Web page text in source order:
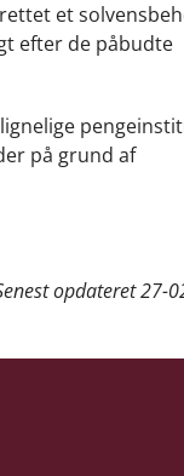
et
efter de påbudte
på grund af
opdateret27-